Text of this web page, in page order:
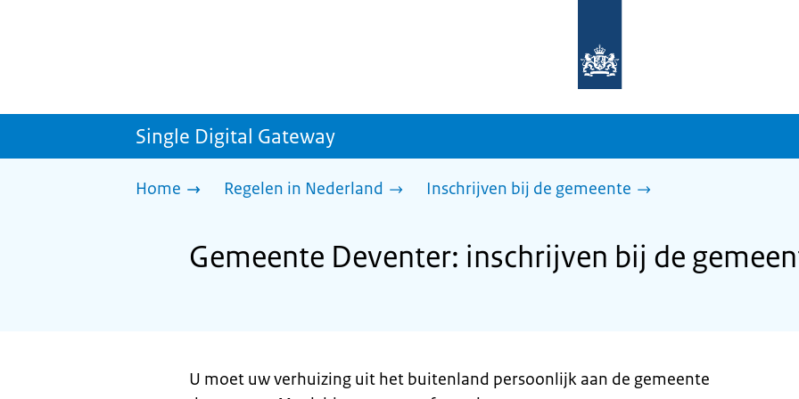
homepage
sdg.rijksoverheid.nl
Single Digital Gateway
Home Regelen in Nederland Inschrijven bij de gemeente
Gemeente Deventer: inschrijven bij de
U moet uw verhuizing uit het buitenland persoonlijk aan de gemeente